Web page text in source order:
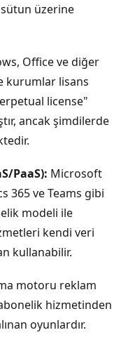
üzerine
Office ve diğer
kurumlar lisans
license"
ancak şimdilerde
PaaS): Microsoft
365 ve Teams gibi
modeli ile
kendi veri
kullanabilir.
motoru reklam
hizmetinden
oyunlardır.